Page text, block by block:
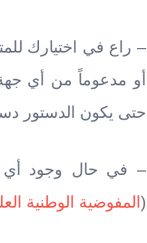
– راع في اختيارك
أو مدعوماً من أي
حتى يكون الدستور
– في حال وجود أي
(المفوضية الوطنية